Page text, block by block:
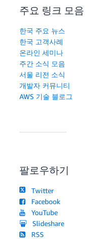
주요 링크 모음
한국 주요 뉴스
한국 고객사례
온라인 세미나
주간 소식 모음
서울 리전 소식
개발자 커뮤니티
AWS 기술 블로그
팔로우하기
Twitter
Facebook
YouTube
Slideshare
RSS